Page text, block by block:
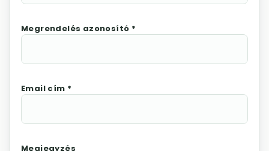
Megrendelés azonosító *
Email cím *
Megjegyzés